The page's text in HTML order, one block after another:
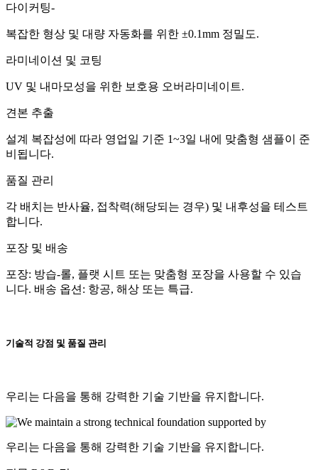
다이커팅-
복잡한 형상 및 대량 자동화를 위한 ±0.1mm 정밀도.
라미네이션 및 코팅
UV 및 내마모성을 위한 보호용 오버라미네이트.
견본 추출
설계 복잡성에 따라 영업일 기준 1~3일 내에 맞춤형 샘플이 준
비됩니다.
품질 관리
각 배치는 반사율, 접착력(해당되는 경우) 및 내후성을 테스트
합니다.
포장 및 배송
포장: 방습-롤, 플랫 시트 또는 맞춤형 포장을 사용할 수 있습
니다. 배송 옵션: 항공, 해상 또는 특급.
기술적 강점 및 품질 관리
우리는 다음을 통해 강력한 기술 기반을 유지합니다.
우리는 다음을 통해 강력한 기술 기반을 유지합니다.